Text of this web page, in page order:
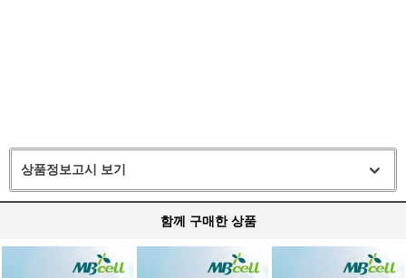
상품정보고시 보기
함께 구매한 상품